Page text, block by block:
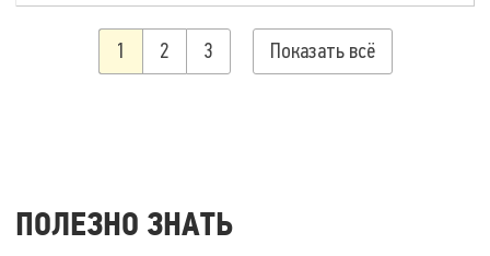
1 2 3 Показать всё
ПОЛЕЗНО ЗНАТЬ